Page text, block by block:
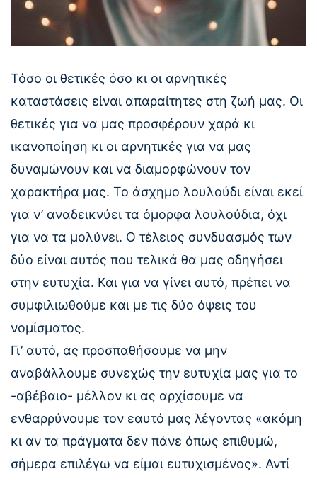
Τόσο οι θετικές όσο κι οι αρνητικές
καταστάσεις είναι απαραίτητες στη ζωή μας. Οι
θετικές για να μας προσφέρουν χαρά κι
ικανοποίηση κι οι αρνητικές για να μας
δυναμώνουν και να διαμορφώνουν τον
χαρακτήρα μας. Το άσχημο λουλούδι είναι εκεί
για ν’ αναδεικνύει τα όμορφα λουλούδια, όχι
για να τα μολύνει. Ο τέλειος συνδυασμός των
δύο είναι αυτός που τελικά θα μας οδηγήσει
στην ευτυχία. Και για να γίνει αυτό, πρέπει να
συμφιλιωθούμε και με τις δύο όψεις του
νομίσματος.
Γι’ αυτό, ας προσπαθήσουμε να μην
αναβάλλουμε συνεχώς την ευτυχία μας για το
-αβέβαιο- μέλλον κι ας αρχίσουμε να
ενθαρρύνουμε τον εαυτό μας λέγοντας «ακόμη
κι αν τα πράγματα δεν πάνε όπως επιθυμώ,
σήμερα επιλέγω να είμαι ευτυχισμένος». Αντί